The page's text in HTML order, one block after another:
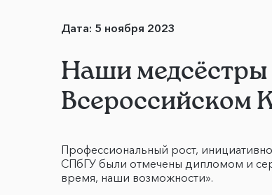
Дата: 5 ноября 2023
Наши медсёстры
Всероссийском
Профессиональный рост,
СПбГУ были отмечены дипломом и
время, наши возможности».